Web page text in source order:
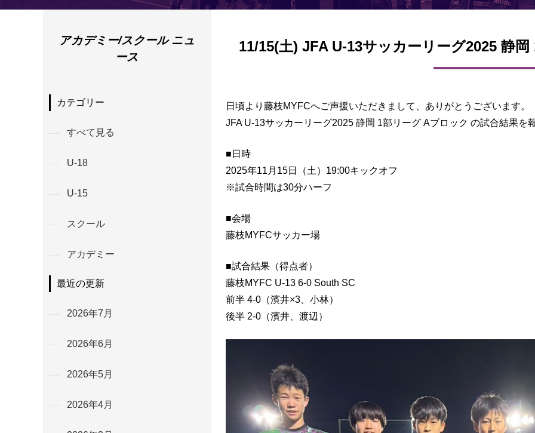
11/15(土) JFA U-13サッカーリーグ2025 静
日頃より藤枝MYFCへご声援いただきまして、ありがとうございます。
JFA U-13サッカーリーグ2025 静岡 1部リーグ Aブロック の試合結果を
■日時
2025年11月15日（土）19:00キックオフ
※試合時間は30分ハーフ
■会場
藤枝MYFCサッカー場
■試合結果（得点者）
藤枝MYFC U-13 6-0 South SC
前半 4-0（濱井×3、小林）
後半 2-0（濱井、渡辺）
アカデミー/スクール ニュ
ース
カテゴリー
すべて見る
U-18
U-15
スクール
アカデミー
最近の更新
2026年7月
2026年6月
2026年5月
2026年4月